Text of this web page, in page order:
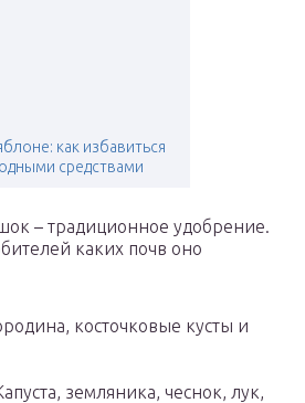
как избавиться
средствами
– традиционное удобрение.
каких почв оно
косточковые кусты и
земляника, чеснок, лук,